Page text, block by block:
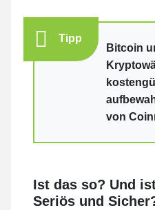
Tipp
Bitcoin
von
Ist das so? Und
Seriös und